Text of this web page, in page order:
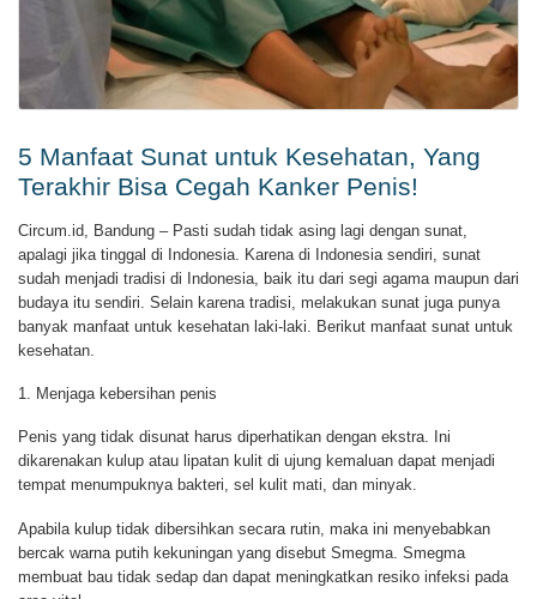
5 Manfaat Sunat untuk Kesehatan, Yang
Terakhir Bisa Cegah Kanker Penis!
Circum.id, Bandung – Pasti sudah tidak asing lagi dengan sunat,
apalagi jika tinggal di Indonesia. Karena di Indonesia sendiri, sunat
sudah menjadi tradisi di Indonesia, baik itu dari segi agama maupun dari
budaya itu sendiri. Selain karena tradisi, melakukan sunat juga punya
banyak manfaat untuk kesehatan laki-laki. Berikut manfaat sunat untuk
kesehatan.
1. Menjaga kebersihan penis
Penis yang tidak disunat harus diperhatikan dengan ekstra. Ini
dikarenakan kulup atau lipatan kulit di ujung kemaluan dapat menjadi
tempat menumpuknya bakteri, sel kulit mati, dan minyak.
Apabila kulup tidak dibersihkan secara rutin, maka ini menyebabkan
bercak warna putih kekuningan yang disebut Smegma. Smegma
membuat bau tidak sedap dan dapat meningkatkan resiko infeksi pada